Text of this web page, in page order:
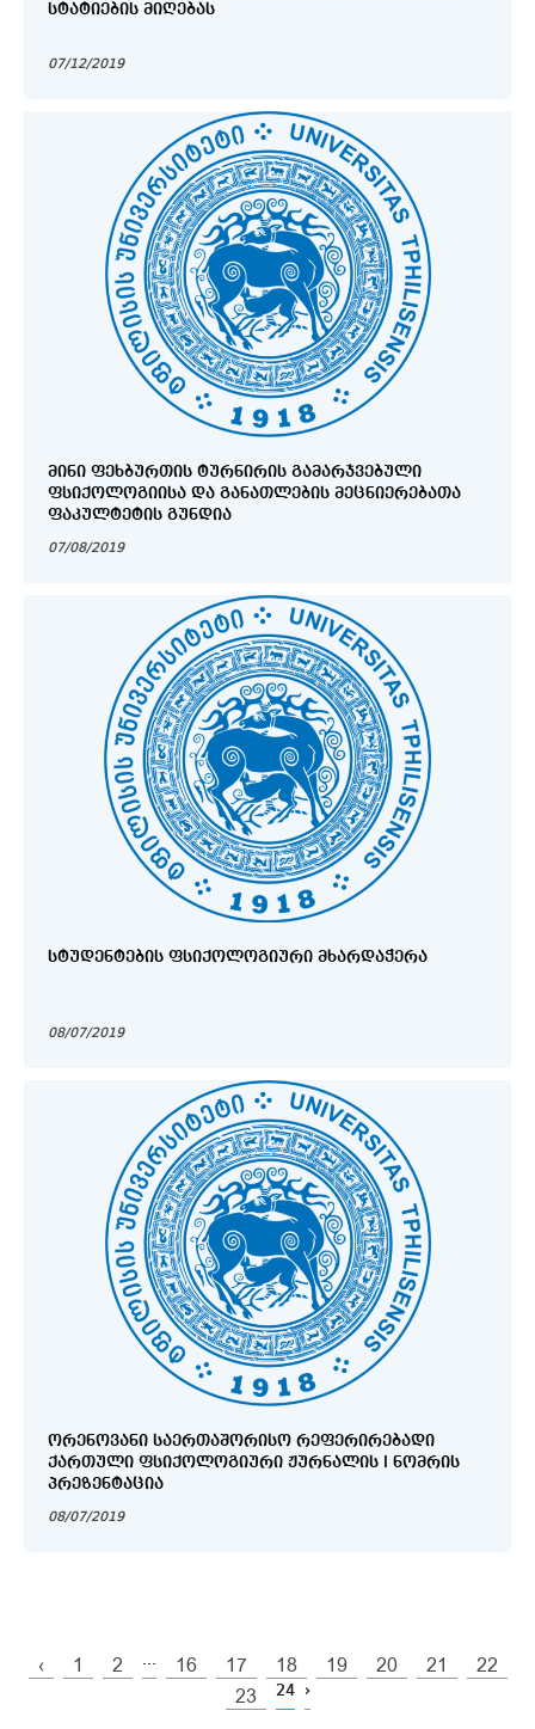
ᲡᲢᲐᲢᲘᲔᲑᲘᲡ ᲛᲘᲦᲔᲑᲐᲡ
07/12/2019
ᲛᲘᲜᲘ ᲤᲔᲮᲑᲣᲠᲗᲘᲡ ᲢᲣᲠᲜᲘᲠᲘᲡ ᲒᲐᲛᲐᲠᲯᲕᲔᲑᲣᲚᲘ
ᲤᲡᲘᲥᲝᲚᲝᲒᲘᲘᲡᲐ ᲓᲐ ᲒᲐᲜᲐᲗᲚᲔᲑᲘᲡ ᲛᲔᲪᲜᲘᲔᲠᲔᲑᲐᲗᲐ
ᲤᲐᲙᲣᲚᲢᲔᲢᲘᲡ ᲒᲣᲜᲓᲘᲐ
07/08/2019
ᲡᲢᲣᲓᲔᲜᲢᲔᲑᲘᲡ ᲤᲡᲘᲥᲝᲚᲝᲒᲘᲣᲠᲘ ᲛᲮᲐᲠᲓᲐᲭᲔᲠᲐ
08/07/2019
ᲝᲠᲔᲜᲝᲕᲐᲜᲘ ᲡᲐᲔᲠᲗᲐᲨᲝᲠᲘᲡᲝ ᲠᲔᲤᲔᲠᲘᲠᲔᲑᲐᲓᲘ
ᲥᲐᲠᲗᲣᲚᲘ ᲤᲡᲘᲥᲝᲚᲝᲒᲘᲣᲠᲘ ᲟᲣᲠᲜᲐᲚᲘᲡ I ᲜᲝᲛᲠᲘᲡ
ᲞᲠᲔᲖᲔᲜᲢᲐᲪᲘᲐ
08/07/2019
‹ 1 2 ... 16 17 18 19 20 21
22
23
24 ›